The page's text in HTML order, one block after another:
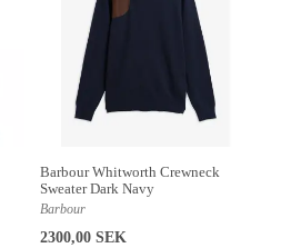
Barbour Whitworth Crewneck
Sweater Dark Navy
Barbour
2300,00 SEK